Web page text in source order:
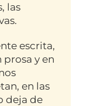
las
escrita,
prosa y en
en las
deja de